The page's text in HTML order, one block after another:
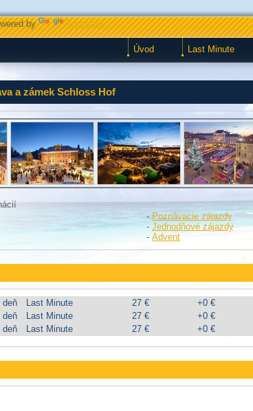
by Translate
Úvod Last Minute
a zámek Schloss Hof
- Poznávacie zájazdy
- Jednodňové zájazdy
- Advent
deň Last Minute 27 €
+0 €
deň Last Minute 27 €
+0 €
deň Last Minute 27 € +0 €